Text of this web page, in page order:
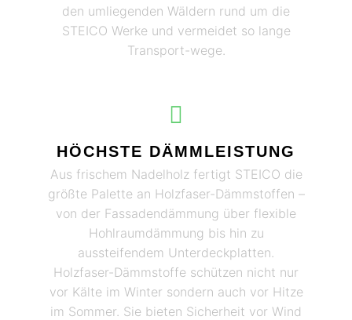
den umliegenden Wäldern rund um die
STEICO Werke und vermeidet so lange
Transport-wege.​
HÖCHSTE DÄMMLEISTUNG
Aus frischem Nadelholz fertigt STEICO die
größte Palette an Holzfaser-Dämmstoffen –
von der Fassadendämmung über flexible
Hohlraumdämmung bis hin zu
aussteifendem Unterdeckplatten.
Holzfaser-Dämmstoffe schützen nicht nur
vor Kälte im Winter sondern auch vor Hitze
im Sommer. Sie bieten Sicherheit vor Wind